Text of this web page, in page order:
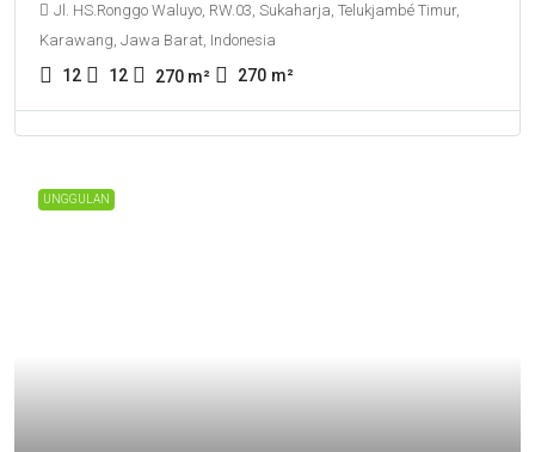
Jl. HS.Ronggo Waluyo, RW.03, Sukaharja, Telukjambé Timur,
Karawang, Jawa Barat, Indonesia
12 12 270 m² 270 m²
UNGGULAN